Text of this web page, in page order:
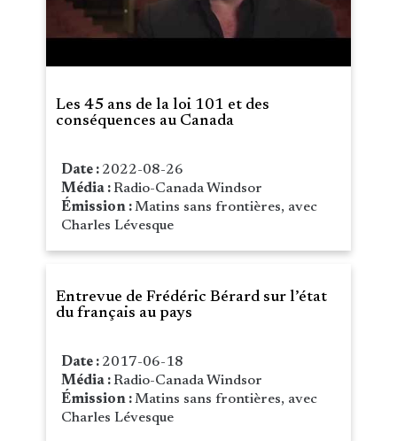
Les 45 ans de la loi 101 et des
conséquences au Canada
Date : 2022-08-26
Média :Radio-Canada Windsor
Émission :Matins sans frontières, avec
Charles Lévesque
Entrevue de Frédéric Bérard sur l’état
du français au pays
Date : 2017-06-18
Média :Radio-Canada Windsor
Émission :Matins sans frontières, avec
Charles Lévesque